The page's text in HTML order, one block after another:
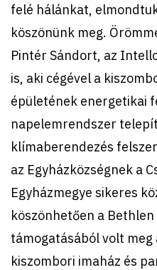
felé hálánkat,
köszönünk meg.
Pintér Sándort, az
is, aki cégével a
épületének energetikai
napelemrendszer
klímaberendezés
az Egyházközségnek a
Egyházmegye sikeres
köszönhetően a
támogatásából volt meg
kiszombori imaház és